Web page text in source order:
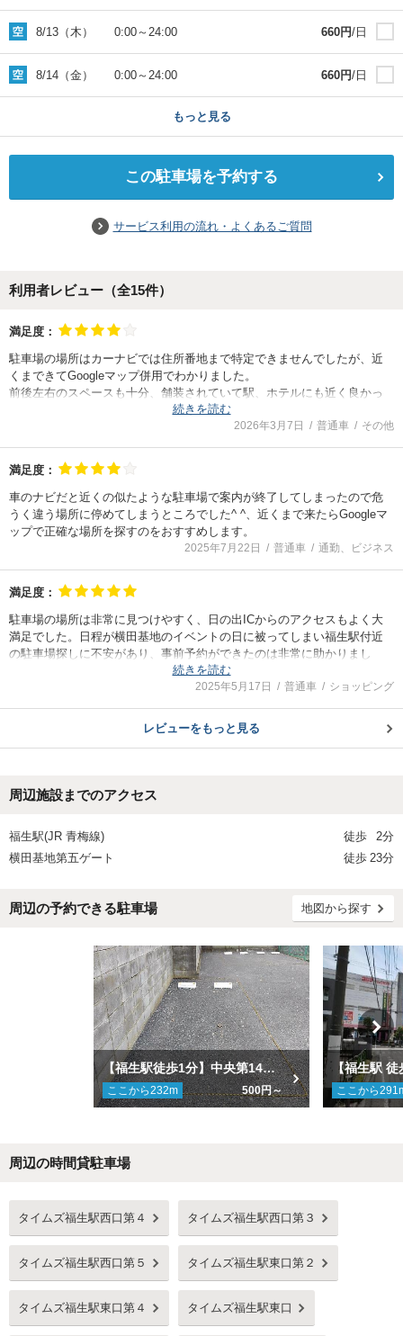
8/13（木） 0:00～ 24:00 660円/日
8/14（金） 0:00～ 24:00 660円/日
もっと見る
この駐車場を予約する
サービス利用の流れ・よくあるご質問
利用者レビュー（全15件）
満足度：
駐車場の場所はカーナビでは住所番地まで特定できませんでしたが、近
くまできてGoogleマップ併用でわかりました。
前後左右のスペースも十分、舗装されていて駅、ホテルにも近く良かっ
初めての地域でコインパーキングを探すのが面倒だったので予約してお
いて良かったです。
続きを読む
2026年3月7日 普通車 その他
満足度：
車のナビだと近くの似たような駐車場で案内が終了してしまったので危
うく違う場所に停めてしまうところでした^ ^、近くまで来たらGoogleマ
ップで正確な場所を探すのをおすすめします。
2025年7月22日 普通車 通勤、ビジネス
満足度：
駐車場の場所は非常に見つけやすく、日の出ICからのアクセスもよく大
満足でした。日程が横田基地のイベントの日に被ってしまい福生駅付近
の駐車場探しに不安があり、事前予約ができたのは非常に助かりまし
続きを読む
2025年5月17日 普通車 ショッピング
レビューをもっと見る
周辺施設までのアクセス
福生駅(JR 青梅線) 徒歩
2分
横田基地第五ゲート
徒歩 23分
周辺の予約できる駐車場 地図から探す
【福生駅徒歩1分】中央第14駐車場
ここから232m 500円～ ここから291
周辺の時間貸駐車場
タイムズ福生駅西口第４ タイムズ福生駅西口第３
タイムズ福生駅西口第５ タイムズ福生駅東口第２
タイムズ福生駅東口第４ タイムズ福生駅東口